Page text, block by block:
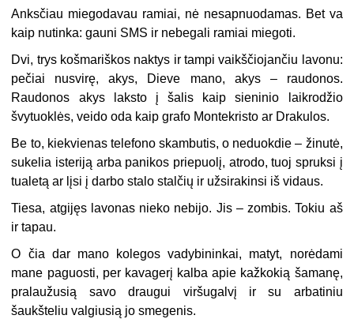
Anksčiau miegodavau ramiai, nė nesapnuodamas. Bet va
kaip nutinka: gauni SMS ir nebegali ramiai miegoti.
Dvi, trys košmariškos naktys ir tampi vaikščiojančiu lavonu:
pečiai nusvirę, akys, Dieve mano, akys – raudonos.
Raudonos akys laksto į šalis kaip sieninio laikrodžio
švytuoklės, veido oda kaip grafo Montekristo ar Drakulos.
Be to, kiekvienas telefono skambutis, o neduokdie – žinutė,
sukelia isteriją arba panikos priepuolį, atrodo, tuoj spruksi į
tualetą ar lįsi į darbo stalo stalčių ir užsirakinsi iš vidaus.
Tiesa, atgijęs lavonas nieko nebijo. Jis – zombis. Tokiu aš
ir tapau.
O čia dar mano kolegos vadybininkai, matyt, norėdami
mane paguosti, per kavagerį kalba apie kažkokią šamanę,
pralaužusią savo draugui viršugalvį ir su arbatiniu
šaukšteliu valgiusią jo smegenis.